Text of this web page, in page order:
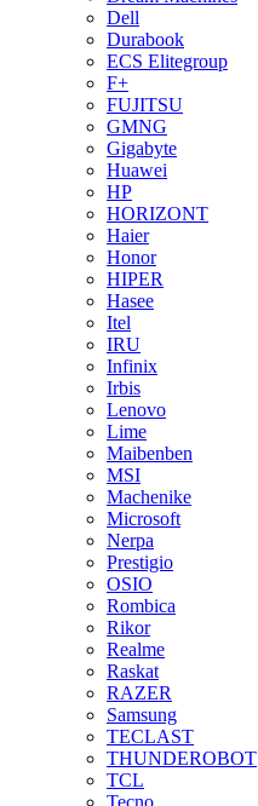
Dell
Durabook
ECS Elitegroup
F+
FUJITSU
GMNG
Gigabyte
Huawei
HP
HORIZONT
Haier
Honor
HIPER
Hasee
Itel
IRU
Infinix
Irbis
Lenovo
Lime
Maibenben
MSI
Machenike
Microsoft
Nerpa
Prestigio
OSIO
Rombica
Rikor
Realme
Raskat
RAZER
Samsung
TECLAST
THUNDEROBOT
TCL